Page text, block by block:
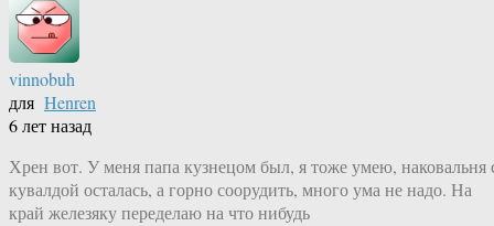
vinnobuh
для Henren
6 лет назад
Хрен вот. У меня папа кузнецом был, я тоже умею, наковальня
кувалдой осталась, а горно соорудить, много ума не надо. На
край железяку переделаю на что нибудь